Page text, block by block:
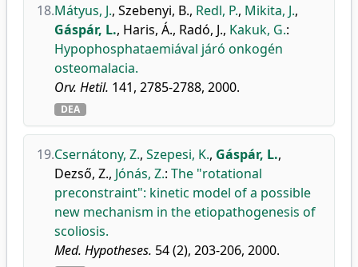
18.Mátyus, J., Szebenyi, B., Redl, P., Mikita, J.,
Gáspár, L., Haris, Á., Radó, J., Kakuk, G.:
Hypophosphataemiával járó onkogén
osteomalacia.
Orv. Hetil. 141, 2785-2788, 2000.
DEA
19.Csernátony, Z., Szepesi, K., Gáspár, L.,
Dezső, Z., Jónás, Z.: The "rotational
preconstraint": kinetic model of a possible
new mechanism in the etiopathogenesis of
scoliosis.
Med. Hypotheses. 54 (2), 203-206, 2000.